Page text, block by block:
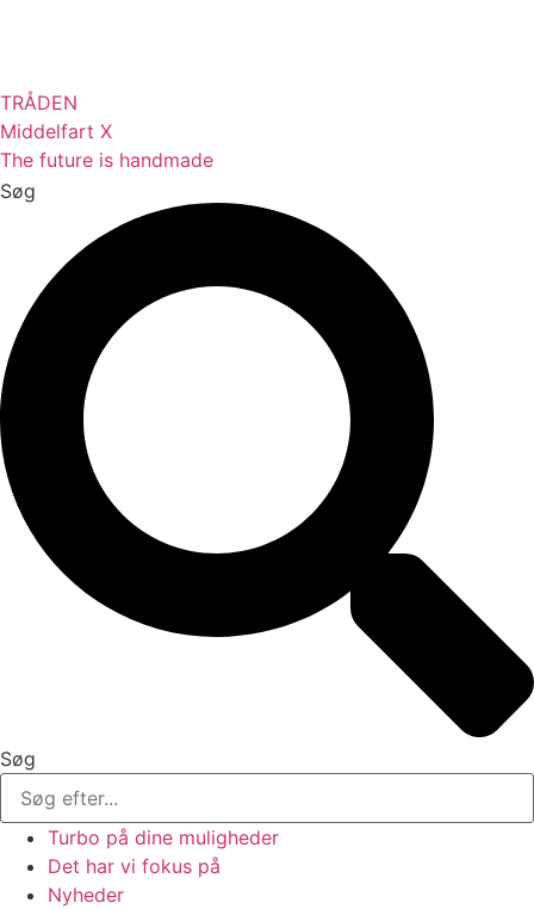
TRÅDEN
Middelfart X
The future is handmade
Søg
Søg
Turbo på dine muligheder
Det har vi fokus på
Nyheder